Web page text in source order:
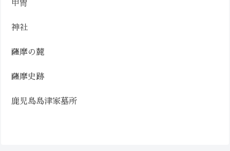
甲冑
神社
薩摩の麓
薩摩史跡
鹿児島島津家墓所